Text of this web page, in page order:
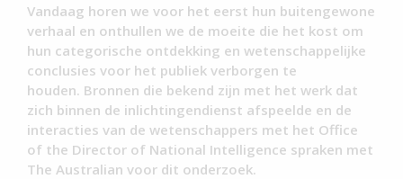
Vandaag horen we voor het eerst hun buitengewone
verhaal en onthullen we de moeite die het kost om
hun categorische ontdekking en wetenschappelijke
conclusies voor het publiek verborgen te
houden. Bronnen die bekend zijn met het werk dat
zich binnen de inlichtingendienst afspeelde en de
interacties van de wetenschappers met het Office
of the Director of National Intelligence spraken met
The Australian voor dit onderzoek.